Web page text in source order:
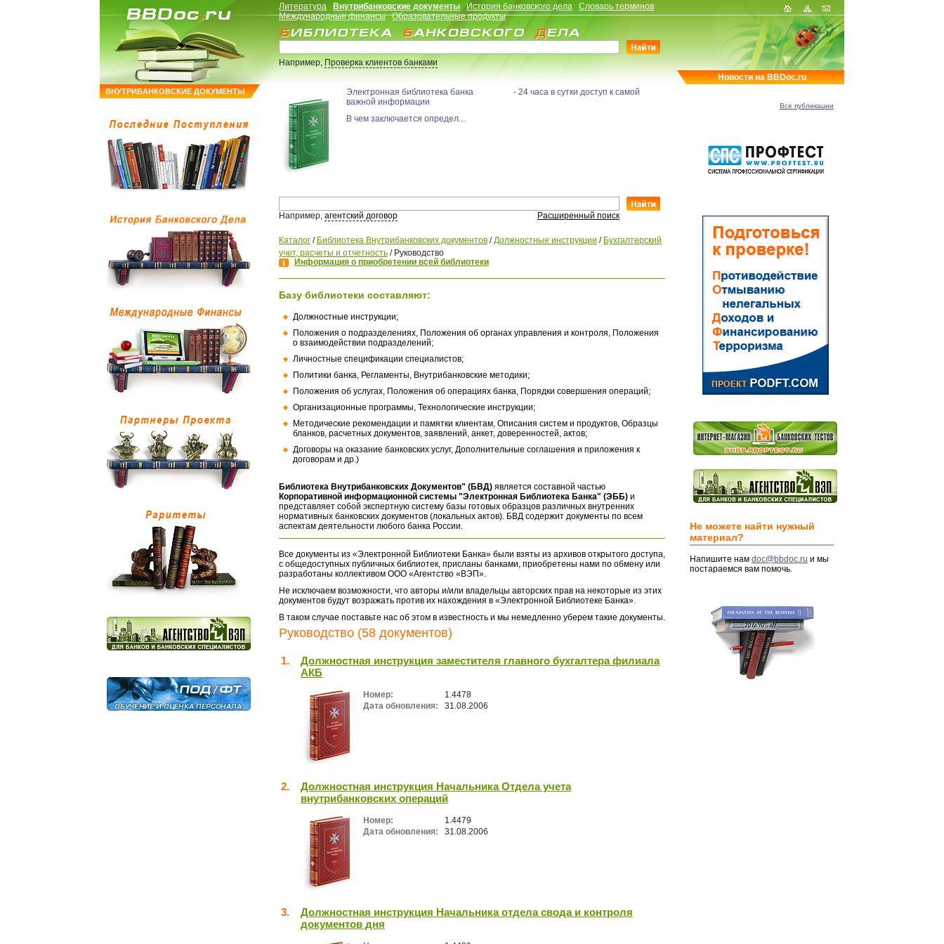
ВНУТРИБАНКОВСКИЕ ДОКУМЕНТЫ
Литература Внутрибанковские документы История банковского дела
Словарь терминов
Международные финансы
Образовательные продукты
Например,Проверка клиентов банками
Электронная библиотека банка - 24 часа в сутки доступ к самой
важной информации
В чем заключается определ...
Например, агентский договор Расширенный поиск
Каталог / Библиотека Внутрибанковских документов /Должностные инструкции / Бухгалтерский
учет, расчеты и отчетность / Руководство
Информация о приобретении всей библиотеки
Базу библиотеки составляют:
Должностные инструкции;
Положения о подразделениях, Положения об органах управления и контроля, Положения
о взаимодействии подразделений;
Личностные спецификации специалистов;
Политики банка, Регламенты, Внутрибанковские методики;
Положения об услугах, Положения об операциях банка, Порядки совершения операций;
Организационные программы, Технологические инструкции;
Методические рекомендации и памятки клиентам, Описания систем и продуктов, Образцы
бланков, расчетных документов, заявлений, анкет, доверенностей, актов;
Договоры на оказание банковских услуг, Дополнительные соглашения и приложения к
договорам и др.)
Библиотека Внутрибанковских Документов" (БВД) является составной частью
Корпоративной информационной системы "Электронная Библиотека Банка" (ЭББ) и
представляет собой экспертную систему базы готовых образцов различных внутренних
нормативных банковских документов (локальных актов). БВД содержит документы по всем
аспектам деятельности любого банка России.
Все документы из «Электронной Библиотеки Банка» были взяты из архивов открытого доступа,
с общедоступных публичных библиотек, присланы банками, приобретены нами по обмену или
разработаны коллективом ООО «Агентство «ВЭП».
Не исключаем возможности, что авторы и/или владельцы авторских прав на некоторые из этих
документов будут возражать против их нахождения в «Электронной Библиотеке Банка».
В таком случае поставьте нас об этом в известность и мы немедленно уберем такие документы.
Руководство (58 документов)
1.
Должностная инструкция заместителя главного бухгалтера филиала
АКБ
Номер:
1.4478
Дата обновления:
31.08.2006
2.
Должностная инструкция Начальника Отдела учета
внутрибанковских операций
Номер:
1.4479
Дата обновления:
31.08.2006
3.
Должностная инструкция Начальника отдела свода и контроля
документов дня
Новости на BBDoc.ru
Все публикации
Не можете найти нужный
материал?
Напишите нам doc@bbdoc.ru и мы
постараемся вам помочь.